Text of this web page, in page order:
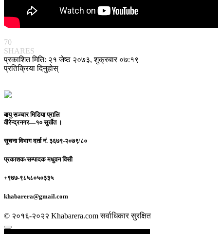
70
SHARES
प्रकाशित मिति: २१ जेष्ठ २०७३, शुक्रबार ०७:१९
प्रतिक्रिया दिनुहोस्
बायु सञ्चार मिडिया प्रालि
वीरेन्द्रनगर—१० सुर्खेत ।
सूचना विभाग दर्ता नं. ३६७९-२०७९/८०
प्रकाशक/सम्पादकमधुवन विसी
+९७७-९८५८०५०३३५
khabarera@gmail.com
© २०१६-२०२२ Khabarera.com सर्वाधिकार सुरक्षित